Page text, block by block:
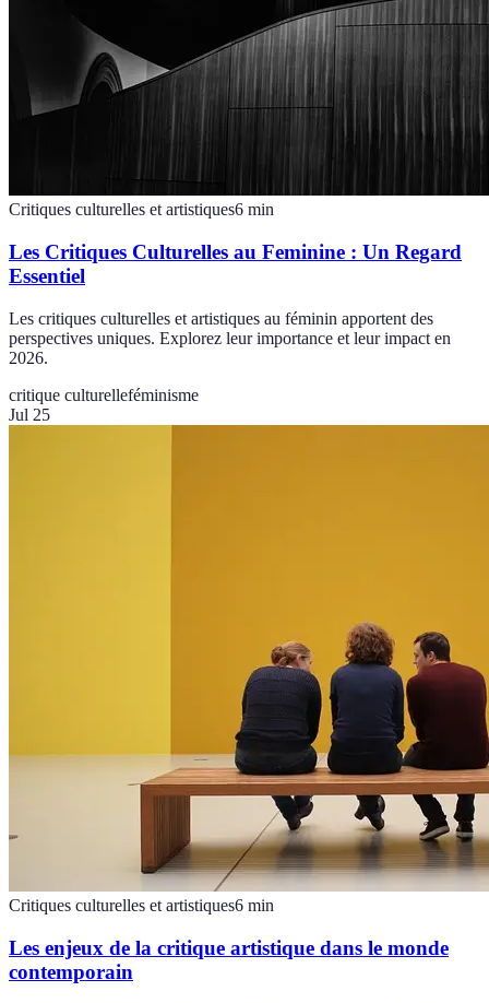
Critiques culturelles et artistiques6 min
Les Critiques Culturelles au Feminine : Un Regard
Essentiel
Les critiques culturelles et artistiques au féminin apportent des
perspectives uniques. Explorez leur importance et leur impact en
2026.
critique culturelleféminisme
Jul 25
Critiques culturelles et artistiques6 min
Les enjeux de la critique artistique dans le monde
contemporain